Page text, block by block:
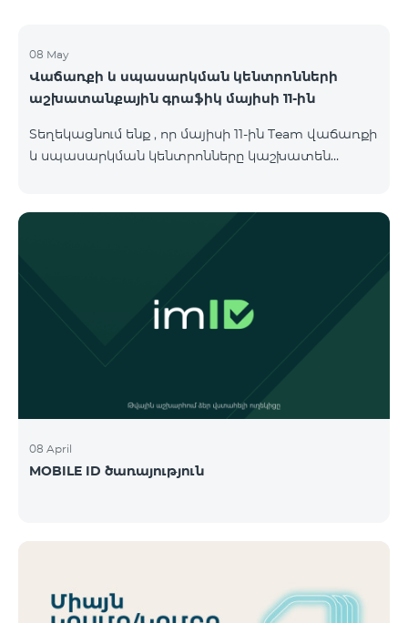
08 May
Վաճառքի և սպասարկման կենտրոնների
աշխատանքային գրաֆիկ մայիսի 11-ին
Տեղեկացնում ենք , որ մայիսի 11-ին Team վաճառքի
և սպասարկման կենտրոնները կաշխատեն
ՀԱԹ 09:00-20:00 09:00-17:00 Երևան Ազատություն
09:00-19:00 09:00-17:00 Երևան Կոմիտաս 1 09:00-
08 April
MOBILE ID ծառայություն